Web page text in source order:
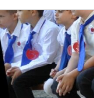
Skip
to
content